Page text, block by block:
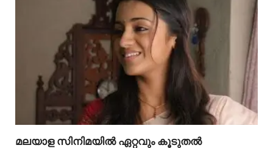
മലയാള സിനിമയിൽ ഏറ്റവും കൂടുതൽ